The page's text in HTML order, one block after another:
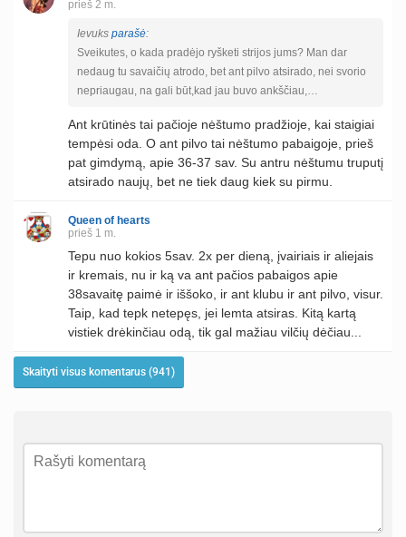
prieš 2 m.
Ievuks parašė:
Sveikutes, o kada pradėjo ryšketi strijos jums? Man dar
nedaug tu savaičių atrodo, bet ant pilvo atsirado, nei svorio
nepriaugau, na gali būt,kad jau buvo ankščiau,…
Ant krūtinės tai pačioje nėštumo pradžioje, kai staigiai
tempėsi oda. O ant pilvo tai nėštumo pabaigoje, prieš
pat gimdymą, apie 36-37 sav. Su antru nėštumu truputį
atsirado naujų, bet ne tiek daug kiek su pirmu.
Queen of hearts
prieš 1 m.
Tepu nuo kokios 5sav. 2x per dieną, įvairiais ir aliejais
ir kremais, nu ir ką va ant pačios pabaigos apie
38savaitę paimė ir iššoko, ir ant klubu ir ant pilvo, visur.
Taip, kad tepk netepęs, jei lemta atsiras. Kitą kartą
vistiek drėkinčiau odą, tik gal mažiau vilčių dėčiau...
Skaityti visus komentarus (941)